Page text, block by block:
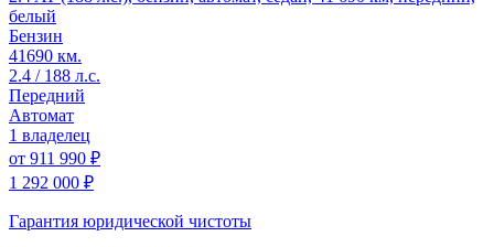
белый
Бензин
41690 км.
2.4 / 188 л.с.
Передний
Автомат
1 владелец
от 911 990 ₽
1 292 000 ₽
Гарантия юридической чистоты